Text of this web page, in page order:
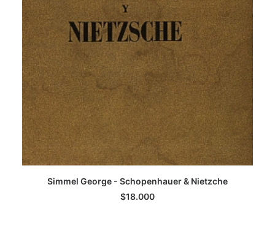
GLOSARIO
CONTACTO
LOGIN / REGISTER
CART
LEER MÁS
Simmel George - Schopenhauer & Nietzche
$18.000